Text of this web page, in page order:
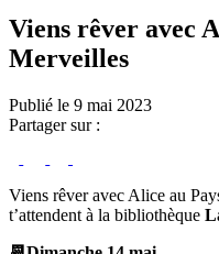
Viens rêver avec
Merveilles
Publié le 9 mai 2023
Partager sur :
Viens rêver avec Alice au
t’attendent à la bibliothèque